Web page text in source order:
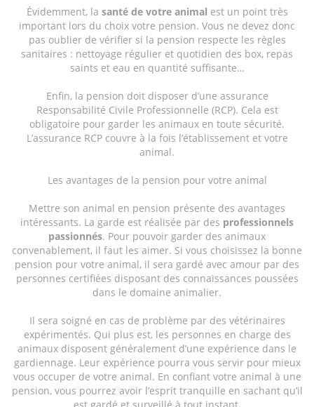
Évidemment, la santé de votre animal est un point très
important lors du choix votre pension. Vous ne devez donc
pas oublier de vérifier si la pension respecte les règles
sanitaires : nettoyage régulier et quotidien des box, repas
saints et eau en quantité suffisante…
Enfin, la pension doit disposer d’une assurance
Responsabilité Civile Professionnelle (RCP). Cela est
obligatoire pour garder les animaux en toute sécurité.
L’assurance RCP couvre à la fois l’établissement et votre
animal.
Les avantages de la pension pour votre animal
Mettre son animal en pension présente des avantages
intéressants. La garde est réalisée par des professionnels
passionnés. Pour pouvoir garder des animaux
convenablement, il faut les aimer. Si vous choisissez la bonne
pension pour votre animal, il sera gardé avec amour par des
personnes certifiées disposant des connaissances poussées
dans le domaine animalier.
Il sera soigné en cas de problème par des vétérinaires
expérimentés. Qui plus est, les personnes en charge des
animaux disposent généralement d’une expérience dans le
gardiennage. Leur expérience pourra vous servir pour mieux
vous occuper de votre animal. En confiant votre animal à une
pension, vous pourrez avoir l’esprit tranquille en sachant qu’il